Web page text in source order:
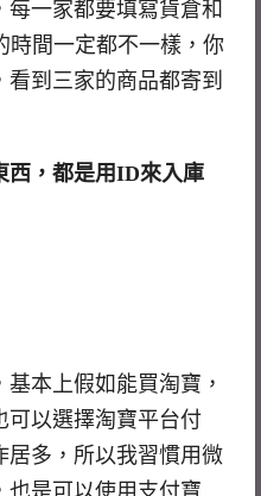
一家都要填寫貨倉和
時間一定都不一樣，你
到三家的商品都寄到
西，都是用ID來入庫
本上假如能買淘寶，
可以選擇淘寶平台付
居多，所以我習慣用微
也是可以使用支付寶